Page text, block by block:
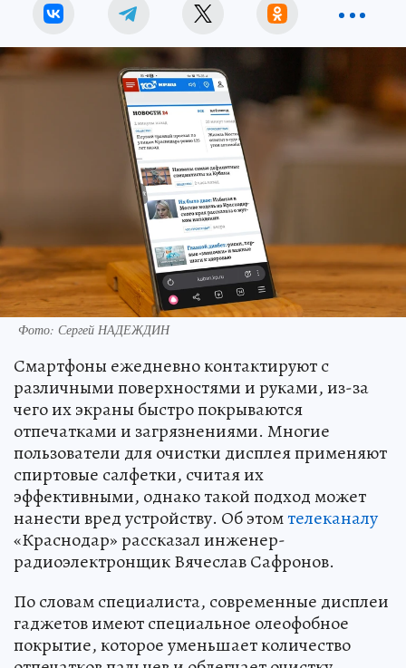
Фото: Сергей НАДЕЖДИН
Смартфоны ежедневно контактируют с
различными поверхностями и руками, из-за
чего их экраны быстро покрываются
отпечатками и загрязнениями. Многие
пользователи для очистки дисплея применяют
спиртовые салфетки, считая их
эффективными, однако такой подход может
нанести вред устройству. Об этомтелеканалу
«Краснодар» рассказал инженер-
радиоэлектронщик Вячеслав Сафронов.
По словам специалиста, современные дисплеи
гаджетов имеют специальное олеофобное
покрытие, которое уменьшает количество